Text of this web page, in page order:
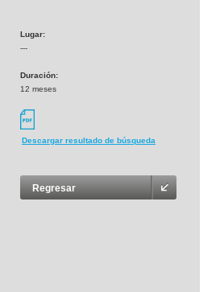
Lugar:
---
Duración:
12 meses
Descargar resultado de búsqueda
Regresar